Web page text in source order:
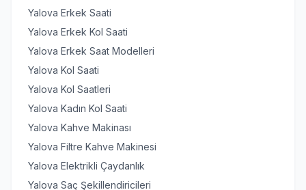
Yalova Erkek Saati
Yalova Erkek Kol Saati
Yalova Erkek Saat Modelleri
Yalova Kol Saati
Yalova Kol Saatleri
Yalova Kadın Kol Saati
Yalova Kahve Makinası
Yalova Filtre Kahve Makinesi
Yalova Elektrikli Çaydanlık
Yalova Saç Şekillendiricileri